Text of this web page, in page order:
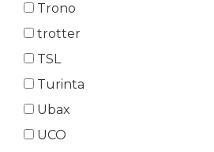
Trono
trotter
TSL
Turinta
Ubax
UCO